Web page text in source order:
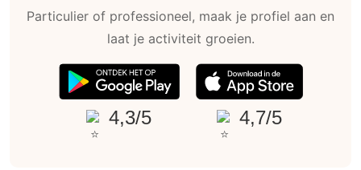
Particulier of professioneel, maak je profiel aan en
laat je activiteit groeien.
4,3/5 4,7/5